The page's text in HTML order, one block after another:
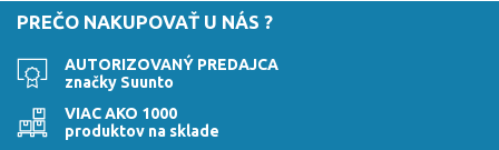
PREČO NAKUPOVAŤ U NÁS ?
AUTORIZOVANÝ PREDAJCA
značky Suunto
VIAC AKO 1000
produktov na sklade